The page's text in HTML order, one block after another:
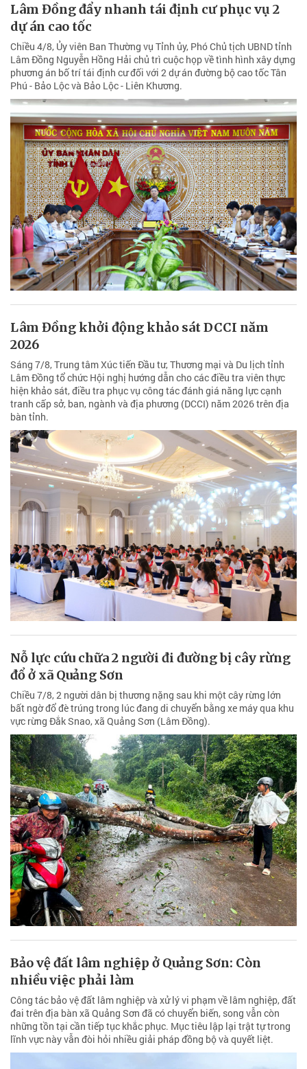
Lâm Đồng đẩy nhanh tái định cư phục vụ 2
dự án cao tốc
Chiều 4/8, Ủy viên Ban Thường vụ Tỉnh ủy, Phó Chủ tịch UBND tỉnh
Lâm Đồng Nguyễn Hồng Hải chủ trì cuộc họp về tình hình xây dựng
phương án bố trí tái định cư đối với 2 dự án đường bộ cao tốc Tân
Phú - Bảo Lộc và Bảo Lộc - Liên Khương.
Lâm Đồng khởi động khảo sát DCCI năm
2026
Sáng 7/8, Trung tâm Xúc tiến Đầu tư, Thương mại và Du lịch tỉnh
Lâm Đồng tổ chức Hội nghị hướng dẫn cho các điều tra viên thực
hiện khảo sát, điều tra phục vụ công tác đánh giá năng lực cạnh
tranh cấp sở, ban, ngành và địa phương (DCCI) năm 2026 trên địa
bàn tỉnh.
Nỗ lực cứu chữa 2 người đi đường bị cây rừng
đổ ở xã Quảng Sơn
Chiều 7/8, 2 người dân bị thương nặng sau khi một cây rừng lớn
bất ngờ đổ đè trúng trong lúc đang di chuyển bằng xe máy qua khu
vực rừng Đắk Snao, xã Quảng Sơn (Lâm Đồng).
Bảo vệ đất lâm nghiệp ở Quảng Sơn: Còn
nhiều việc phải làm
Công tác bảo vệ đất lâm nghiệp và xử lý vi phạm về lâm nghiệp, đất
đai trên địa bàn xã Quảng Sơn đã có chuyển biến, song vẫn còn
những tồn tại cần tiếp tục khắc phục. Mục tiêu lập lại trật tự trong
lĩnh vực này vẫn đòi hỏi nhiều giải pháp đồng bộ và quyết liệt.